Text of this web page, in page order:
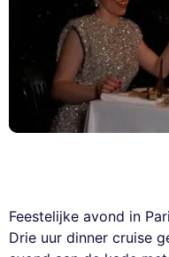
Feestelijke avond in
Drie uur dinner cruise